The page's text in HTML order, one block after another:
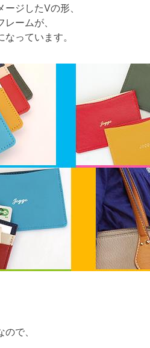
ジしたVの形、
ームが、
っています。
で、